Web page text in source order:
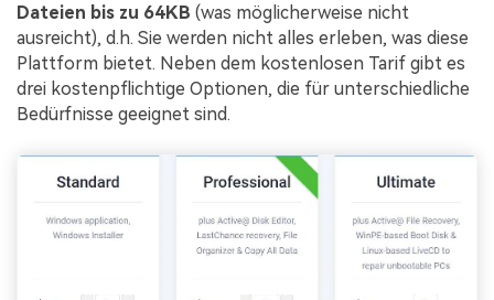
Dateien bis zu 64KB (was möglicherweise nicht
ausreicht), d.h. Sie werden nicht alles erleben, was diese
Plattform bietet. Neben dem kostenlosen Tarif gibt es
drei kostenpflichtige Optionen, die für unterschiedliche
Bedürfnisse geeignet sind.